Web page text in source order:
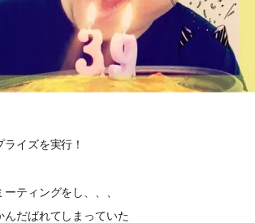
イズを実行！
ティングをし、、、
んだばれてしまっていた